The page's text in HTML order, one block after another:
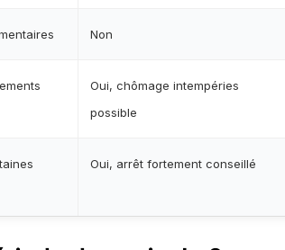
Non
Oui, chômage intempéries
possible
Oui, arrêt fortement conseillé